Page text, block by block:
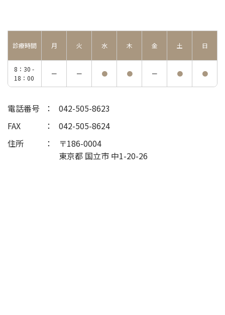
診療時間 月 火 水 木 金 土 日
8：30 -
18：00
ー ー ● ● ー ● ●
電話番号
042-505-8623
FAX
042-505-8624
住所
〒186-0004
東京都 国立市 中1-20-26